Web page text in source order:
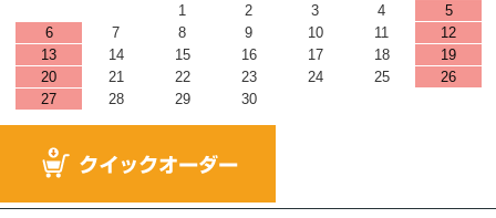
1
2 3 4
5
6
7 8 9 10 11
12
13
14 15 16 17 18
19
20
21 22 23 24 25
26
27
28 29 30